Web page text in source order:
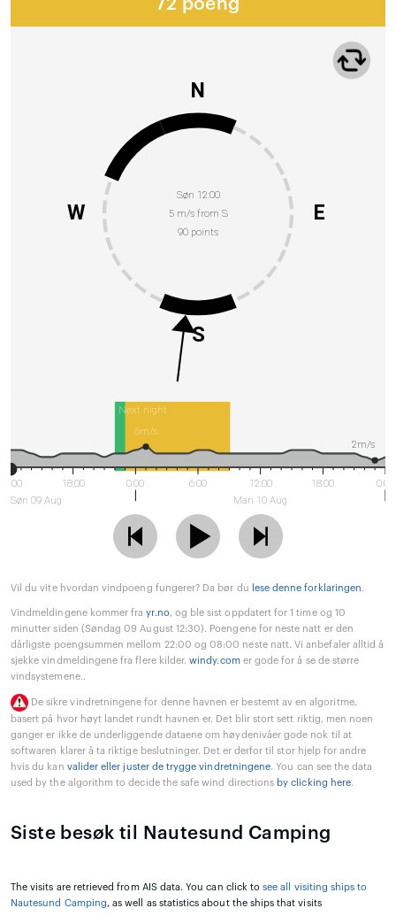
72 poeng
Søn 12:00
5 m/s from S
90 points
N
E
S
W
Next night
Søn 09 Aug
18:00 0:00 6:00
12:00
Man 10 Aug
18:00 0:00
6m/s
2m/s
Vil du vite hvordan vindpoeng fungerer? Da bør du lese denne forklaringen.
Vindmeldingene kommer frayr.no, og ble sist oppdatert for 1 time og 10
minutter siden (Søndag 09 August 12:30). Poengene for neste natt er den
dårligste poengsummen mellom 22:00 og 08:00 neste natt. Vi anbefaler alltid å
sjekke vindmeldingene fra flere kilder.windy.comer gode for å se de større
vindsystemene..
De sikre vindretningene for denne havnen er bestemt av en algoritme,
basert på hvor høyt landet rundt havnen er. Det blir stort sett riktig, men noen
ganger er ikke de underliggende dataene om høydenivåer gode nok til at
softwaren klarer å ta riktige beslutninger. Det er derfor til stor hjelp for andre
hvis du kan valider eller juster de trygge vindretningene. You can see the data
used by the algorithm to decide the safe wind directions by clicking here.
Siste besøk til Nautesund Camping
The visits are retrieved from AIS data. You can click tosee all visiting ships to
Nautesund Camping, as well as statistics about the ships that visits